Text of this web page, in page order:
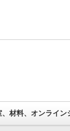
材料、オンライ